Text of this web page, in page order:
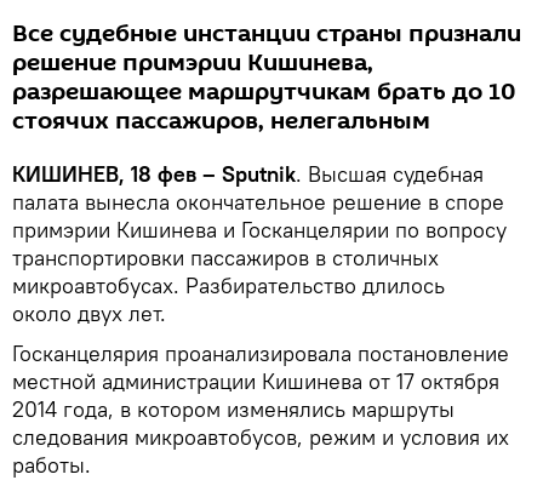
Все судебные инстанции страны признали
решение примэрии Кишинева,
разрешающее маршрутчикам брать до 10
стоячих пассажиров, нелегальным
КИШИНЕВ, 18 фев – Sputnik. Высшая судебная
палата вынесла окончательное решение в споре
примэрии Кишинева и Госканцелярии по вопросу
транспортировки пассажиров в столичных
микроавтобусах. Разбирательство длилось
около двух лет.
Госканцелярия проанализировала постановление
местной администрации Кишинева от 17 октября
2014 года, в котором изменялись маршруты
следования микроавтобусов, режим и условия их
работы.